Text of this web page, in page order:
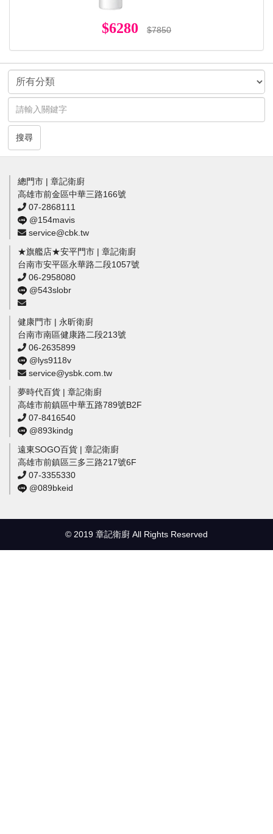
$6280 $7850
搜尋
總門市 | 章記衛廚
高雄市前金區中華三路166號
07-2868111
@154mavis
service@cbk.tw
★旗艦店★安平門市 | 章記衛廚
台南市安平區永華路二段1057號
06-2958080
@543slobr
健康門市 | 永昕衛廚
台南市南區健康路二段213號
06-2635899
@lys9118v
service@ysbk.com.tw
夢時代百貨 | 章記衛廚
高雄市前鎮區中華五路789號B2F
07-8416540
@893kindg
遠東SOGO百貨 | 章記衛廚
高雄市前鎮區三多三路217號6F
07-3355330
@089bkeid
© 2019 章記衛廚 All Rights Reserved